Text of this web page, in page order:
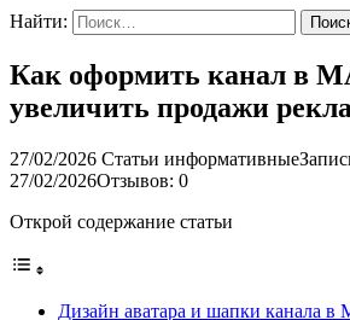
Найти:
Как оформить канал в
увеличить продажи
27/02/2026 Статьи информативные
27/02/2026Отзывов: 0
Открой содержание статьи
Дизайн аватара и шапки канала в